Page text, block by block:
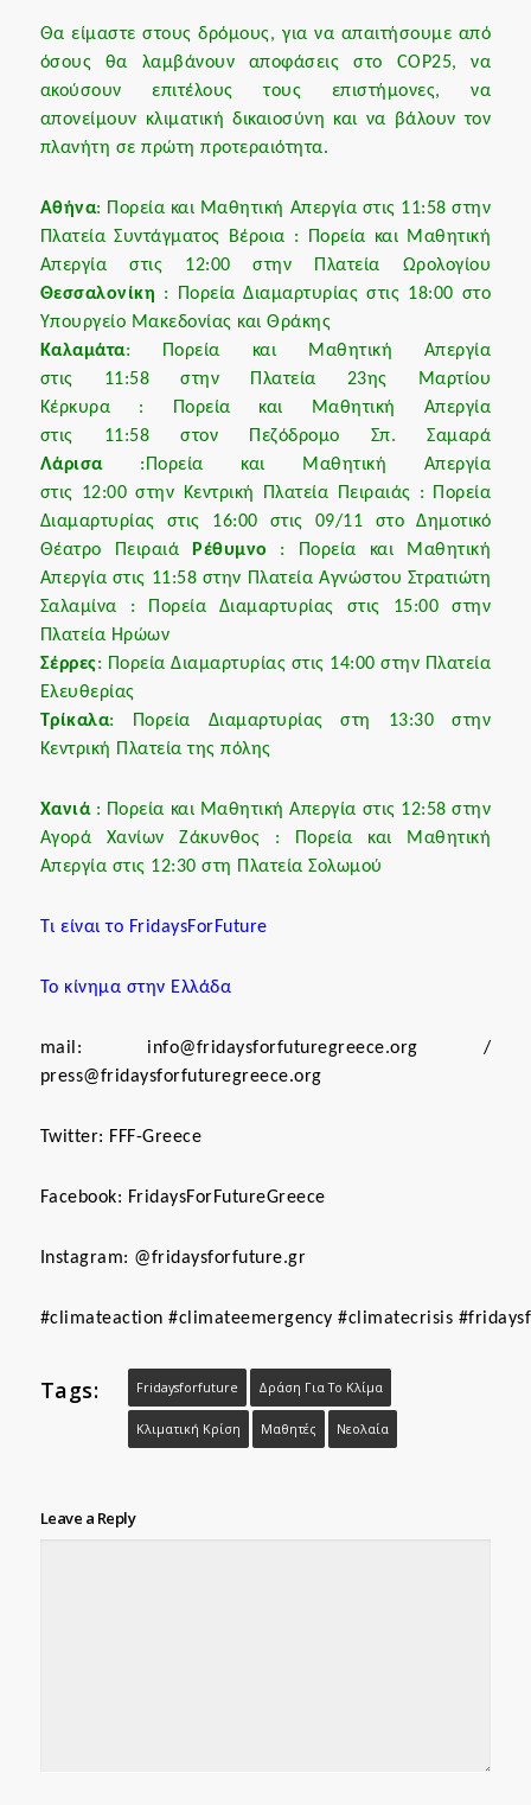
Θα είμαστε στους δρόμους, για να απαιτήσουμε από
όσους θα λαμβάνουν αποφάσεις στο COP25, να
ακούσουν επιτέλους τους επιστήμονες, να
απονείμουν κλιματική δικαιοσύνη και να βάλουν τον
πλανήτη σε πρώτη προτεραιότητα.
Αθήνα: Πορεία και Μαθητική Απεργία στις 11:58 στην
Πλατεία Συντάγματος Βέροια : Πορεία και Μαθητική
Απεργία στις 12:00 στην Πλατεία Ωρολογίου
Θεσσαλονίκη : Πορεία Διαμαρτυρίας στις 18:00 στο
Υπουργείο Μακεδονίας και Θράκης
Καλαμάτα: Πορεία και Μαθητική Απεργία
στις 11:58 στην Πλατεία 23ης Μαρτίου
Κέρκυρα : Πορεία και Μαθητική Απεργία
στις 11:58 στον Πεζόδρομο Σπ. Σαμαρά
Λάρισα:Πορεία και Μαθητική Απεργία
στις 12:00 στην Κεντρική Πλατεία Πειραιάς : Πορεία
Διαμαρτυρίας στις 16:00 στις 09/11 στο Δημοτικό
Θέατρο Πειραιά
Ρέθυμνο : Πορεία και Μαθητική
Απεργία στις 11:58 στην Πλατεία Αγνώστου Στρατιώτη
Σαλαμίνα : Πορεία Διαμαρτυρίας στις 15:00 στην
Πλατεία Ηρώων
Σέρρες: Πορεία Διαμαρτυρίας στις 14:00 στην Πλατεία
Ελευθερίας
Τρίκαλα: Πορεία Διαμαρτυρίας στη 13:30 στην
Κεντρική Πλατεία της πόλης
Χανιά: Πορεία και Μαθητική Απεργία στις 12:58 στην
Αγορά Χανίων Ζάκυνθος : Πορεία και Μαθητική
Απεργία στις 12:30 στη Πλατεία Σολωμού
Τι είναι το FridaysForFuture
Το κίνημα στην Ελλάδα
mail: info@fridaysforfuturegreece.org /
press@fridaysforfuturegreece.org
Twitter: FFF-Greece
Facebook: FridaysForFutureGreece
Instagram: @fridaysforfuture.gr
#climateaction #climateemergency #climatecrisis #
Tags: Fridaysforfuture Δράση Για Το Κλίμα
Κλιματική Κρίση Μαθητές Νεολαία
Leave a Reply